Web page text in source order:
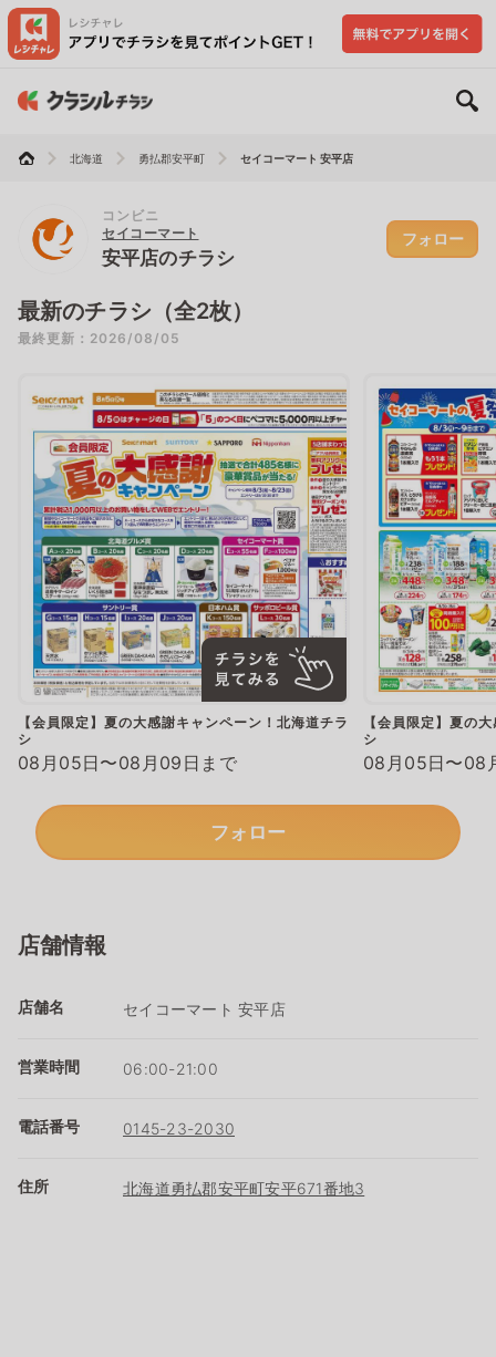
北海道 勇払郡安平町 セイコーマート 安平店
コンビニ
セイコーマート
安平店のチラシ
フォロー
最新のチラシ（全2枚）
最終更新：2026/08/05
【会員限定】夏の大感謝キャンペーン！北海道チラ
シ
08月05日〜08月09日まで
【会員限定】夏の
シ
08月05日〜08
フォロー
店舗情報
店舗名 セイコーマート 安平店
営業時間 06:00-21:00
電話番号 0145-23-2030
住所 北海道勇払郡安平町安平671番地3